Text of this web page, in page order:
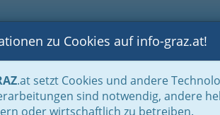
BLOGS FOTOS GASTRONOMIE
zu Cookies auf info-graz.at!
.at setzt Cookies und andere
sind notwendig, andere
oder wirtschaftlich zu betreiben.
& Handwerk, Gliederung der WKO Schlosser &